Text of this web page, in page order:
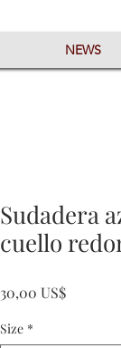
NEWS
Sudadera
cuello
30,00 US$Precio
Size *